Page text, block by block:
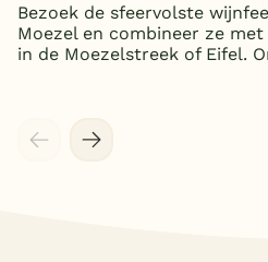
Bezoek de sfeervolste
Moezel en combineer ze
in de Moezelstreek of Eifel.